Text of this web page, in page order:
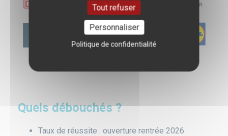
Quels débouchés ?
Taux de réussite : ouverture rentrée 2026
Tout refuser
Personnaliser
Politique de confidentialité